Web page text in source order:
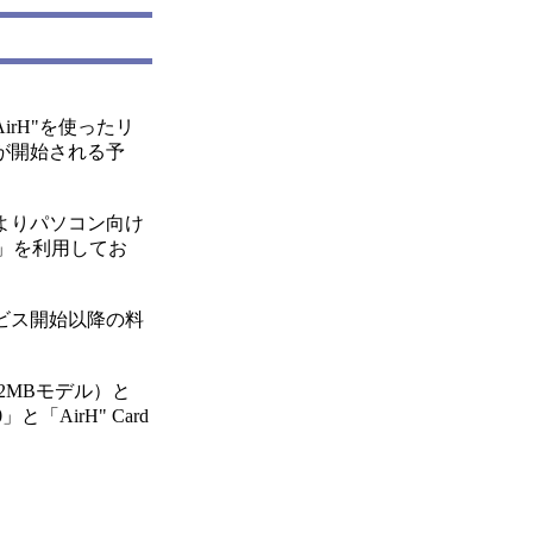
を使ったリ
開始される予
りパソコン向け
を利用してお
ス開始以降の料
モデル）と
と「AirH" Card